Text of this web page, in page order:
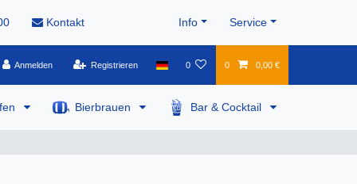
Kontakt Info Service
Anmelden Registrieren 0 0 0,00 €
Bierbrauen Bar & Cocktail